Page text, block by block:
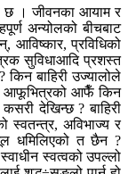
छ । जीवनका आयाम र
अन्योलको बीचबाट
आविष्कार, प्रविधिको
सुविधाआदि प्रशस्त
बाहिरी उज्यालोले
? आफूभित्रको आफैँ किन
देखिन्छ ? बाहिरी
स्वतन्त्र, अविभाज्य र
धमिलिएको त छैन ?
स्वत्वको उपल्लो